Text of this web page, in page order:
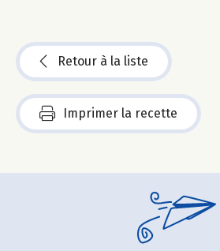
Retour à la liste
Imprimer la recette